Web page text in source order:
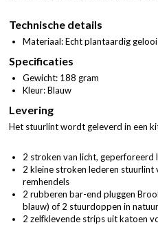
Technische details
Materiaal: Echt plantaardig
Specificaties
Gewicht: 188 gram
Kleur: Blauw
Levering
Het stuurlint wordt geleverd in een
2 stroken van licht,
2 kleine stroken lederen stuurlint
remhendels
2 rubberen bar-end pluggen
blauw) of 2 stuurdoppen in
2 zelfklevende strips uit katoen